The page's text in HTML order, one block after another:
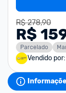
R$ 278,90
R$
Parcelado
Vendido por: